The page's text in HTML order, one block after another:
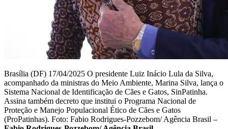
Brasília (DF) 17/04/2025 O presidente Luiz Inácio Lula da Silva,
acompanhado da ministras do Meio Ambiente, Marina Silva, lança o
Sistema Nacional de Identificação de Cães e Gatos, SinPatinha.
Assina também decreto que institui o Programa Nacional de
Proteção e Manejo Populacional Ético de Cães e Gatos
(ProPatinhas). Foto: Fabio Rodrigues-Pozzebom/ Agência Brasil –